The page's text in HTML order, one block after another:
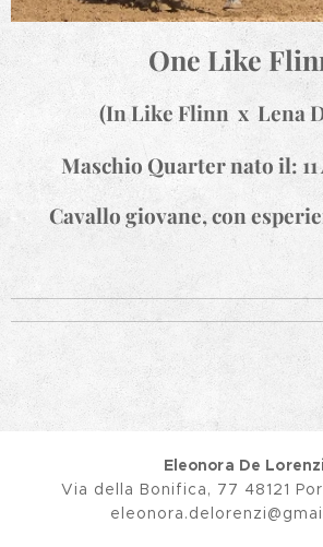
One Like
(In Like Flinn x Lena
Maschio Quarter nato il:
Cavallo giovane, con
Eleonora De Lorenzi
Via della Bonifica, 77 48121